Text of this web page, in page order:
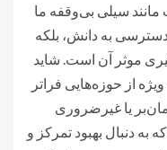
سیلی بی‌وقفه ما
به دانش، بلکه
موثر آن است. شاید
از حوزه‌هایی فراتر
یا غیرضروری
به دنبال بهبود تمرکز و